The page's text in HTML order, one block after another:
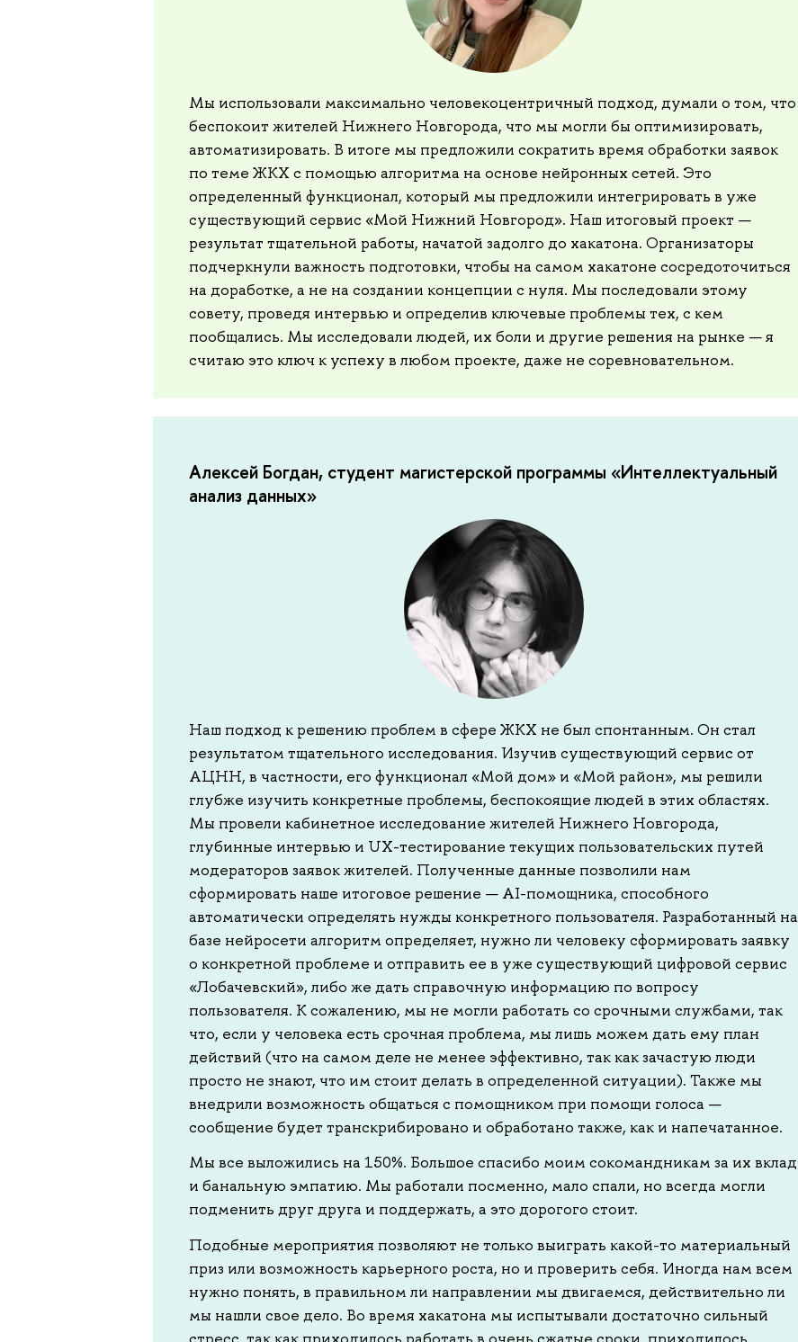
Мы использовали максимально человекоцентричный подход, думали о том, что
беспокоит жителей Нижнего Новгорода, что мы могли бы оптимизировать,
автоматизировать. В итоге мы предложили сократить время обработки заявок
по теме ЖКХ с помощью алгоритма на основе нейронных сетей. Это
определенный функционал, который мы предложили интегрировать в уже
существующий сервис «Мой Нижний Новгород». Наш итоговый проект —
результат тщательной работы, начатой задолго до хакатона. Организаторы
подчеркнули важность подготовки, чтобы на самом хакатоне сосредоточиться
на доработке, а не на создании концепции с нуля. Мы последовали этому
совету, проведя интервью и определив ключевые проблемы тех, с кем
пообщались. Мы исследовали людей, их боли и другие решения на рынке — я
считаю это ключ к успеху в любом проекте, даже не соревновательном.
Алексей Богдан, студент магистерской программы «Интеллектуальный
анализ данных»
Наш подход к решению проблем в сфере ЖКХ не был спонтанным. Он стал
результатом тщательного исследования. Изучив существующий сервис от
АЦНН, в частности, его функционал «Мой дом» и «Мой район», мы решили
глубже изучить конкретные проблемы, беспокоящие людей в этих областях.
Мы провели кабинетное исследование жителей Нижнего Новгорода,
глубинные интервью и UX-тестирование текущих пользовательских путей
модераторов заявок жителей. Полученные данные позволили нам
сформировать наше итоговое решение — AI-помощника, способного
автоматически определять нужды конкретного пользователя. Разработанный на
базе нейросети алгоритм определяет, нужно ли человеку сформировать заявку
о конкретной проблеме и отправить ее в уже существующий цифровой сервис
«Лобачевский», либо же дать справочную информацию по вопросу
пользователя. К сожалению, мы не могли работать со срочными службами, так
что, если у человека есть срочная проблема, мы лишь можем дать ему план
действий (что на самом деле не менее эффективно, так как зачастую люди
просто не знают, что им стоит делать в определенной ситуации). Также мы
внедрили возможность общаться с помощником при помощи голоса —
сообщение будет транскрибировано и обработано также, как и напечатанное.
Мы все выложились на 150%. Большое спасибо моим сокомандникам за их вклад
и банальную эмпатию. Мы работали посменно, мало спали, но всегда могли
подменить друг друга и поддержать, а это дорогого стоит.
Подобные мероприятия позволяют не только выиграть какой-то материальный
приз или возможность карьерного роста, но и проверить себя. Иногда нам всем
нужно понять, в правильном ли направлении мы двигаемся, действительно ли
мы нашли свое дело. Во время хакатона мы испытывали достаточно сильный